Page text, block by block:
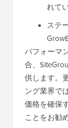
れて
ステ
パフォーマ
合、
供します。
ング業界で
価格を確保
ことをお勧